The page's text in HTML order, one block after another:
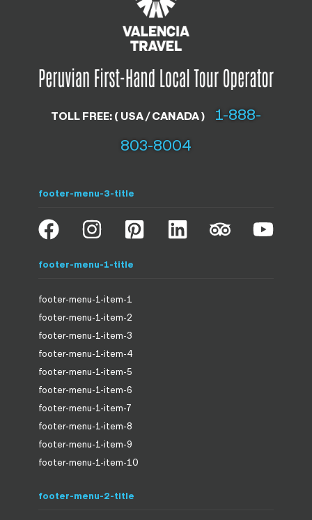
footer-menu-1-title
footer-menu-1-item-1
footer-menu-1-item-2
footer-menu-1-item-3
footer-menu-1-item-4
footer-menu-1-item-5
footer-menu-1-item-6
footer-menu-1-item-7
footer-menu-1-item-8
footer-menu-1-item-9
footer-menu-1-item-10
footer-menu-2-title
TOLL FREE: ( USA / CANADA )
1-888-
803-8004
footer-menu-3-title